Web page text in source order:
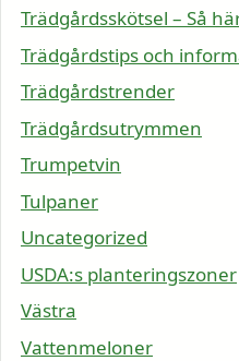
Trädgårdsskötsel – Så
Trädgårdstips och
Trädgårdstrender
Trädgårdsutrymmen
Trumpetvin
Tulpaner
Uncategorized
USDA:s planteringszoner
Västra
Vattenmeloner